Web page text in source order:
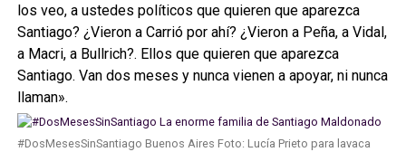
los veo, a ustedes políticos que quieren que aparezca
Santiago? ¿Vieron a Carrió por ahí? ¿Vieron a Peña, a Vidal,
a Macri, a Bullrich?. Ellos que quieren que aparezca
Santiago. Van dos meses y nunca vienen a apoyar, ni nunca
llaman».
#DosMesesSinSantiago Buenos Aires Foto: Lucía Prieto para lavaca